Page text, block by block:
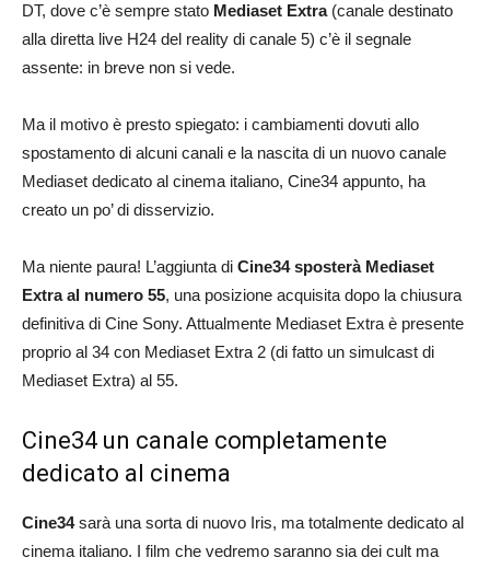
DT, dove c’è sempre stato Mediaset Extra(canale destinato
alla diretta live H24 del reality di canale 5) c’è il segnale
assente: in breve non si vede.
Ma il motivo è presto spiegato: i cambiamenti dovuti allo
spostamento di alcuni canali e la nascita di un nuovo canale
Mediaset dedicato al cinema italiano, Cine34 appunto, ha
creato un po’ di disservizio.
Ma niente paura! L’aggiunta di Cine34 sposterà Mediaset
Extra al numero 55, una posizione acquisita dopo la chiusura
definitiva di Cine Sony. Attualmente Mediaset Extra è presente
proprio al 34 con Mediaset Extra 2 (di fatto un simulcast di
Mediaset Extra) al 55.
Cine34 un canale completamente
dedicato al cinema
Cine34sarà una sorta di nuovo Iris, ma totalmente dedicato al
cinema italiano. I film che vedremo saranno sia dei cult ma